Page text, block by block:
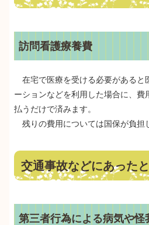
訪問看護療養費
在宅で医療を受ける必要があると
ーションなどを利用した場合に、
払うだけで済みます。
残りの費用については国保が負担
交通事故などにあった
第三者行為による病気や怪